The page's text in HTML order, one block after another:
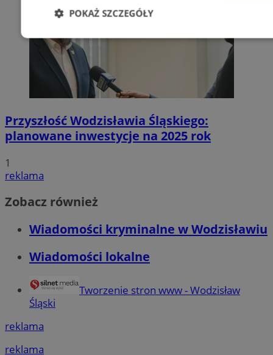
Przyszłość Wodzisławia Śląskiego:
planowane inwestycje na 2025 rok
1
reklama
Zobacz również
Wiadomości kryminalne w Wodzisławiu
Wiadomości lokalne
Tworzenie stron www - Wodzisław
Śląski
reklama
reklama
POKAŻ SZCZEGÓŁY
Niezbędne Wydajność
Niesklasyfikowane
Niezbędne pliki cookie umożliwiają korzystanie z podstawowych
takich jak logowanie użytkownika i zarządzanie kontem. Bez
Nazwa Provider/Domena
QeSessID
SessID wodzislaw.com.pl